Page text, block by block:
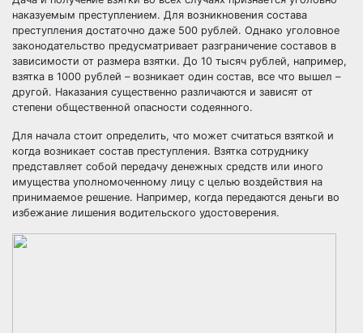
наказуемым преступлением. Для возникновения состава
преступления достаточно даже 500 рублей. Однако уголовное
законодательство предусматривает разграничение составов в
зависимости от размера взятки. До 10 тысяч рублей, например,
взятка в 1000 рублей – возникает один состав, все что вышел –
другой. Наказания существенно различаются и зависят от
степени общественной опасности содеянного.
Для начала стоит определить, что может считаться взяткой и
когда возникает состав преступления. Взятка сотруднику
представляет собой передачу денежных средств или иного
имущества уполномоченному лицу с целью воздействия на
принимаемое решение. Например, когда передаются деньги во
избежание лишения водительского удостоверения.